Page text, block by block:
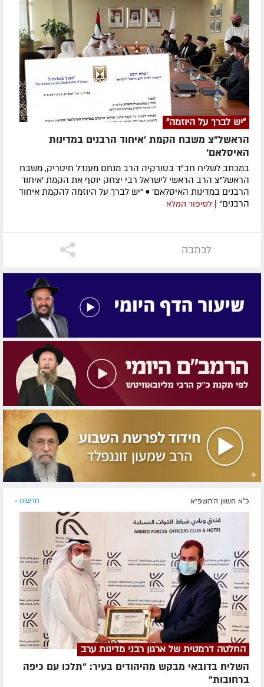
"יש לברך על היוזמה"
הראשל"צ משבח הקמת 'איחוד הרבנים במדינות
האיסלאם'
במכתב לשליח חב"ד בטורקיה הרב מנחם מענדל חיטריק, משבח
הראשל"צ הרב הראשי לישראל רבי יצחק יוסף את הקמת 'איחוד
הרבנים במדינות האיסלאם' • "יש לברך על היוזמה להקמת איחוד
הרבנים" | לסיפור המלא
לכתבה
כ"א חשוון ה׳תשפ״א חדשות »
החלטה דרמטית של ארגון רבני מדינות ערב
השליח בדובאי מבקש מהיהודים בעיר: "תלכו עם כיפה
ברחובות"